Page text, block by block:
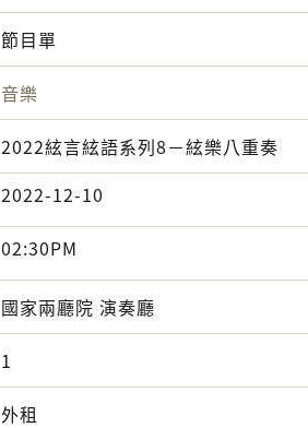
節目單
音樂
2022絃言絃語系列8－絃樂八重奏
2022-12-10
02:30PM
國家兩廳院 演奏廳
1
外租